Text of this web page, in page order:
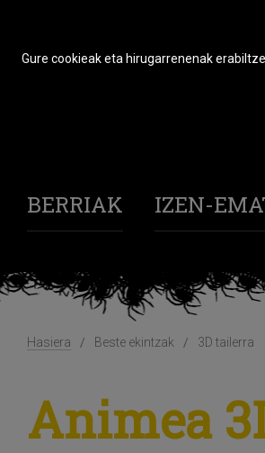
BERRIAK IZEN-
Hasiera Beste ekintzak 3D tailerra
Animea
Gure cookieak eta hirugarrenenak